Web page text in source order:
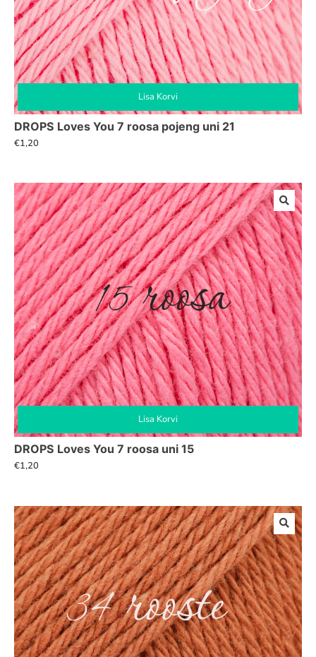
Lisa Korvi
DROPS Loves You 7 roosa pojeng uni 21
€1,20
Lisa Korvi
DROPS Loves You 7 roosa uni 15
€1,20